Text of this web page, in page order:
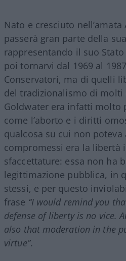
Nato e cresciuto
passerà gran parte della
rappresentando il suo
poi tornarvi dal 1969 al
Conservatori, ma di quelli
del tradizionalismo di molti
Goldwater era infatti molto
come l’aborto e i diritti
qualcosa su cui non poteva
compromessi era la libertà
sfaccettature: essa non ha
legittimazione pubblica, in
stessi, e per questo
frase “I would remind you
defense of liberty is no vice.
also that moderation in the
virtue”.